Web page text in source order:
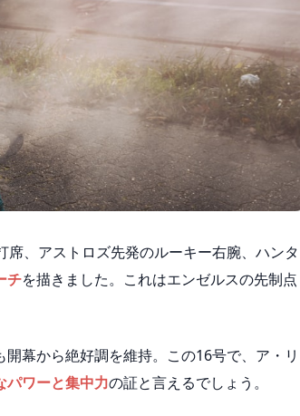
、アストロズ先発のルーキー右腕、ハンタ
チを描きました。これはエンゼルスの先制点
幕から絶好調を維持。この16号で、ア・リ
パワーと集中力の証と言えるでしょう。